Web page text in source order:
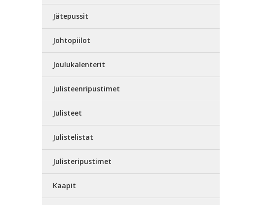
Jätepussit
Johtopiilot
Joulukalenterit
Julisteenripustimet
Julisteet
Julistelistat
Julisteripustimet
Kaapit